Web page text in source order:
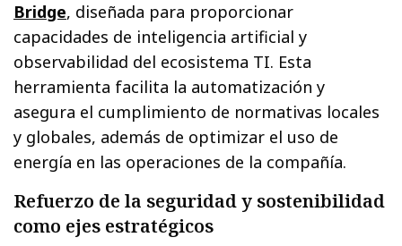
Bridge, diseñada para proporcionar
capacidades de inteligencia artificial y
observabilidad del ecosistema TI. Esta
herramienta facilita la automatización y
asegura el cumplimiento de normativas locales
y globales, además de optimizar el uso de
energía en las operaciones de la compañía.
Refuerzo de la seguridad y sostenibilidad
como ejes estratégicos